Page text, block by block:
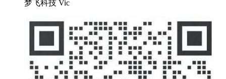
梦飞科技 Vic